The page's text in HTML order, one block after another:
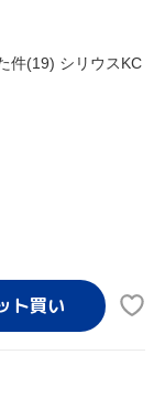
件(19) シリウスKC